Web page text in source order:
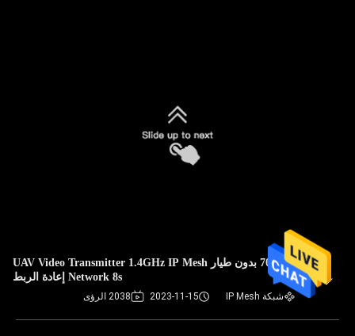
70Mbps بدون طيار UAV Video Transmitter 1.4GHz IP Mesh
Network 8s إعادة الربط
شبكة IP Mesh 2023-11-15 2038 الرؤى